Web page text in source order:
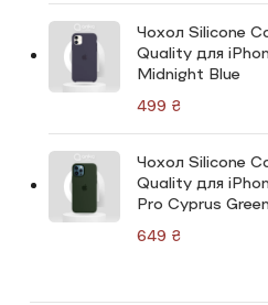
Чохол Silicone
Quality для
Midnight Blue
₴
Чохол Silicone
Quality для
Pro Cyprus Green
₴